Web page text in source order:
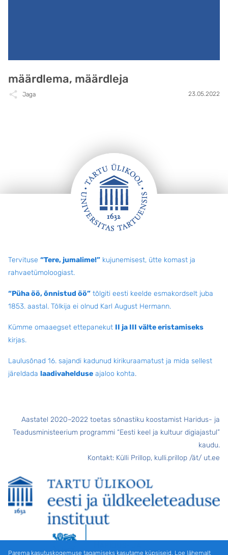
määrdlema, määrdleja
Jaga 23.05.2022
Tervituse “Tere, jumalime!” kujunemisest, ütte komast ja
rahvaetümoloogiast.
“Püha öö, õnnistud öö” tõlgiti eesti keelde esmakordselt juba
1853. aastal. Tõlkija ei olnud Karl August Hermann.
Kümme omaaegset ettepanekut II ja III välte eristamiseks
kirjas.
Laulusõnad 16. sajandi kadunud kirikuraamatust ja mida sellest
järeldada laadivahelduse ajaloo kohta.
Aastatel 2020–2022 toetas sõnastiku koostamist Haridus- ja
Teadusministeerium programmi “Eesti keel ja kultuur digiajastul”
kaudu.
Kontakt: Külli Prillop, kulli.prillop /ät/ ut.ee
Parema kasutuskogemuse tagamiseks kasutame küpsiseid. Loe lähemalt